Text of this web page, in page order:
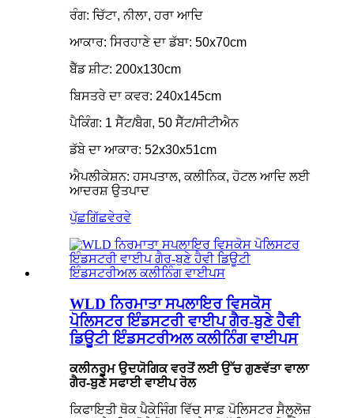
ਰੰਗ: ਚਿੱਟਾ, ਨੀਲਾ, ਹਰਾ ਆਦਿ
ਆਕਾਰ: ਸਿਰਹਾਣੇ ਦਾ ਡੱਬਾ: 50x70cm
ਬੈੱਡ ਸ਼ੀਟ: 200x130cm
ਬਿਸਤਰੇ ਦਾ ਕਵਰ: 240x145cm
ਪੈਕਿੰਗ: 1 ਸੈੱਟ/ਬੈਗ, 50 ਸੈੱਟ/ਸੀਟੀਐਨ
ਡੱਬੇ ਦਾ ਆਕਾਰ: 52x30x51cm
ਐਪਲੀਕੇਸ਼ਨ: ਹਸਪਤਾਲ, ਕਲੀਨਿਕ, ਹੋਟਲ ਆਦਿ ਲਈ
ਆਦਰਸ਼ ਉਤਪਾਦ
ਪੁੱਛਗਿੱਛਵੇਰਵੇ
WLD ਨਿਰਮਾਤਾ ਸਪਲਾਇਰ ਵਿਸਕੋਸ
ਪੋਲਿਸਟਰ ਇੰਡਸਟਰੀ ਵਾਈਪ ਗੈਰ-ਬੁਣੇ ਹੈਵੀ
ਡਿਊਟੀ ਇੰਡਸਟਰੀਅਲ ਕਲੀਨਿੰਗ ਵਾਈਪਸ
ਕਲੀਨਰੂਮ ਉਦਯੋਗਿਕ ਵਰਤੋਂ ਲਈ ਉੱਚ ਗੁਣਵੱਤਾ ਵਾਲਾ
ਗੈਰ-ਬੁਣੇ ਸਫਾਈ ਵਾਈਪ ਰੋਲ
ਕਿਫਾਇਤੀ ਥੋਕ ਪੈਕੇਜਿੰਗ ਵਿੱਚ ਸਾਫ਼ ਪੋਲਿਸਟਰ ਸੈਲੂਲੋਜ਼